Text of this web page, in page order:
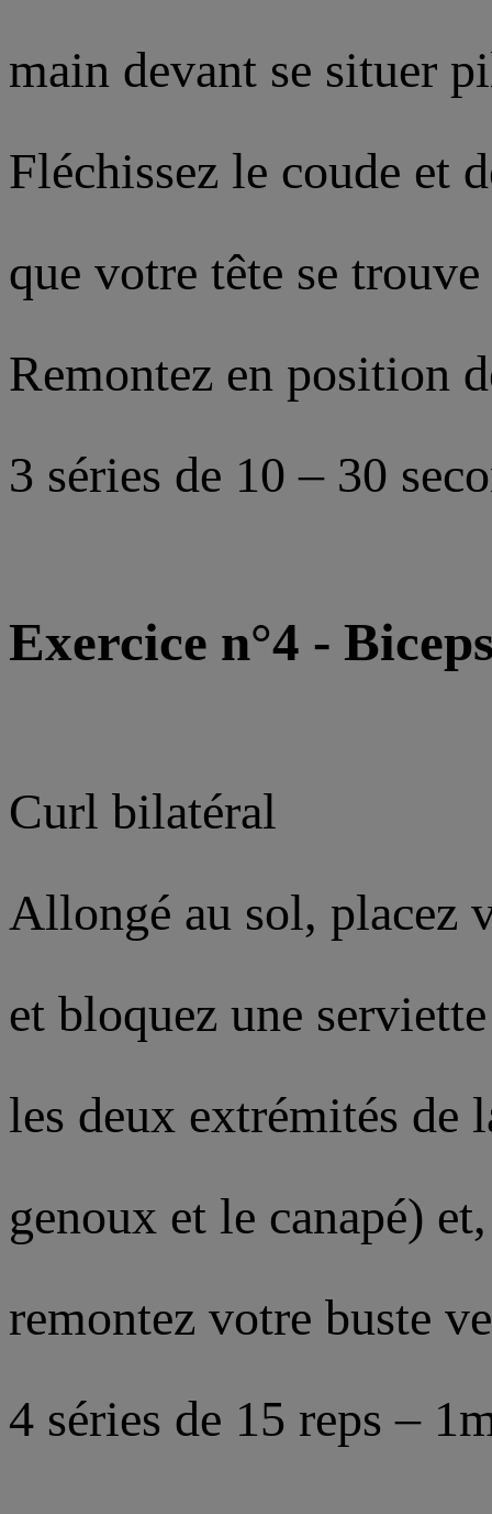
main devant se situer
Fléchissez le coude et
que votre tête se
Remontez en position
3 séries de 10 – 30
Exercice n°4 -
Curl bilatéral
Allongé au sol, placez
et bloquez une
les deux extrémités de
genoux et le canapé)
remontez votre buste
4 séries de 15 reps –